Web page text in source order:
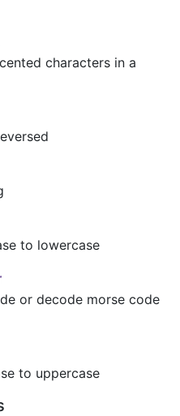
characters in a
to lowercase
or decode morse code
to uppercase